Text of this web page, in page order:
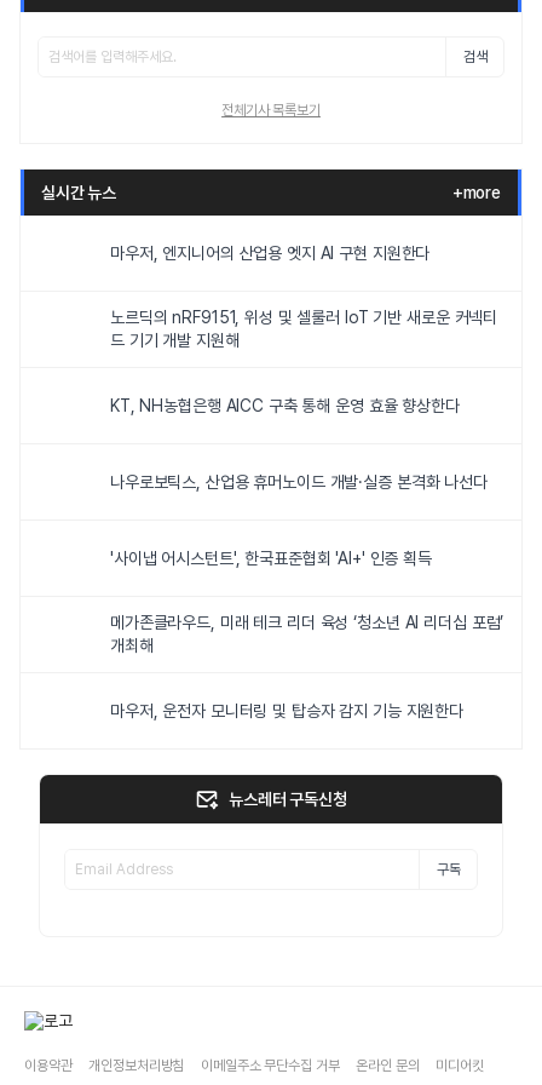
검색
전체기사 목록보기
실시간 뉴스 +more
마우저, 엔지니어의 산업용 엣지 AI 구현 지원한다
노르딕의 nRF9151, 위성 및 셀룰러 IoT 기반 새로운 커넥티
드 기기 개발 지원해
KT, NH농협은행 AICC 구축 통해 운영 효율 향상한다
나우로보틱스, 산업용 휴머노이드 개발·실증 본격화 나선다
'사이냅 어시스턴트', 한국표준협회 'AI+' 인증 획득
메가존클라우드, 미래 테크 리더 육성 ‘청소년 AI 리더십 포럼’
개최해
마우저, 운전자 모니터링 및 탑승자 감지 기능 지원한다
뉴스레터 구독신청
구독
이용약관 개인정보처리방침 이메일주소 무단수집 거부 온라인 문의 미디어킷